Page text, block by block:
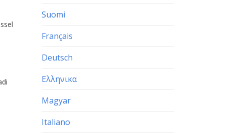
Suomi
Français
Deutsch
Ελληνικα
Magyar
Italiano